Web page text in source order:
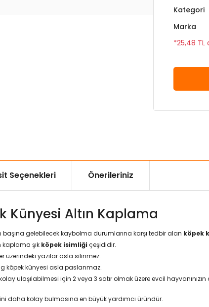
Kategori
Marka
*25,48
Seçenekleri Önerileriniz
Künyesi Altın Kaplama
başına gelebilecek kaybolma durumlarına karşı tedbir alan köpek
kaplama şık köpek isimliği çeşididir.
üzerindeki yazılar asla silinmez.
köpek künyesi asla paslanmaz.
ulaşılabilmesi için 2 veya 3 satır olmak üzere evcil
daha kolay bulmasına en büyük yardımcı üründür.